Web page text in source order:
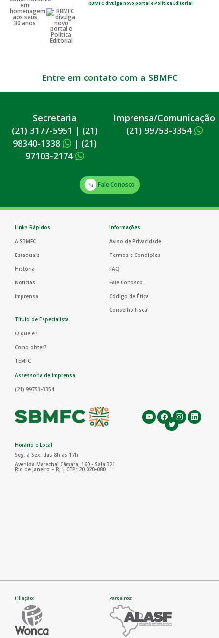
RBMFC divulga novo portal e Política Editorial
Entre em contato com a SBMFC
Secretaria
(21) 3177-5951 | (21)
98340-1338
| (21)
97103-2174
Imprensa/Comunicação
(21) 99753-3354
Fale Conosco
Links Rápidos
A SBMFC
Estaduais
História
Notícias
Imprensa
Informações
Aviso de Privacidade
Termos e Condições
FAQ
Fale Conosco
Código de Ética
Conselho Fiscal
Título de Especialista
O que é?
Como obter?
TEMFC
Assessoria de Imprensa
(21) 99753-3354
Horário e Local
Seg. à Sex. das 8h às 17h
Avenida Marechal Câmara, 160 - Sala 321
Rio de Janeiro – RJ | CEP: 20.020-080
Filiação: Parceiros: